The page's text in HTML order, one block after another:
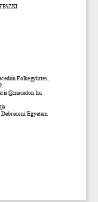
Folkegyüttes,
Egyetem